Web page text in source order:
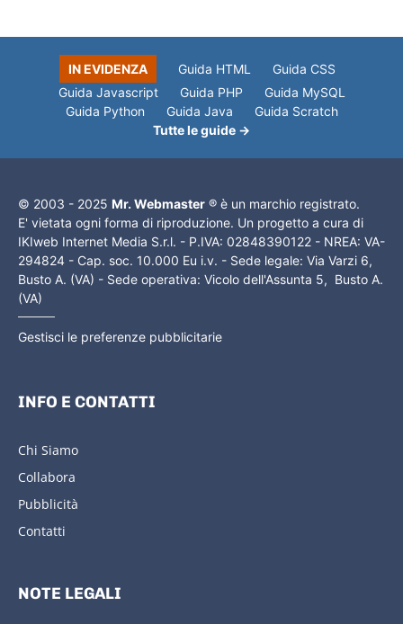
IN EVIDENZA Guida HTML
Guida CSS
Guida Javascript
Guida PHP
Guida MySQL
Guida Python
Guida Java
Guida Scratch
Tutte le guide →
© 2003 - 2025 Mr. Webmaster ® è un marchio registrato.
E' vietata ogni forma di riproduzione. Un progetto a cura di
IKIweb Internet Media S.r.l. - P.IVA: 02848390122 - NREA: VA-
294824 - Cap. soc. 10.000 Eu i.v. - Sede legale: Via Varzi 6,
Busto A. (VA) - Sede operativa: Vicolo dell'Assunta 5, Busto A.
(VA)
Gestisci le preferenze pubblicitarie
INFO E CONTATTI
Chi Siamo
Collabora
Pubblicità
Contatti
NOTE LEGALI